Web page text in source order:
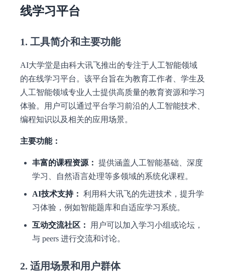
线学习平台
1. 工具简介和主要功能
AI大学堂是由科大讯飞推出的专注于人工智能领域
的在线学习平台。该平台旨在为教育工作者、学生及
人工智能领域专业人士提供高质量的教育资源和学习
体验。用户可以通过平台学习前沿的人工智能技术、
编程知识以及相关的应用场景。
主要功能：
丰富的课程资源： 提供涵盖人工智能基础、深度
学习、自然语言处理等多领域的系统化课程。
AI技术支持： 利用科大讯飞的先进技术，提升学
习体验，例如智能题库和自适应学习系统。
互动交流社区：
用户可以加入学习小组或论坛，
与 peers 进行交流和讨论。
2. 适用场景和用户群体